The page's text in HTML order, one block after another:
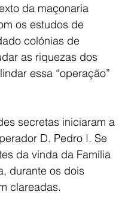
da maçonaria
os estudos de
colónias de
as riquezas dos
essa “operação”
secretas iniciaram a
D. Pedro I. Se
da vinda da Família
durante os dois
clareadas.